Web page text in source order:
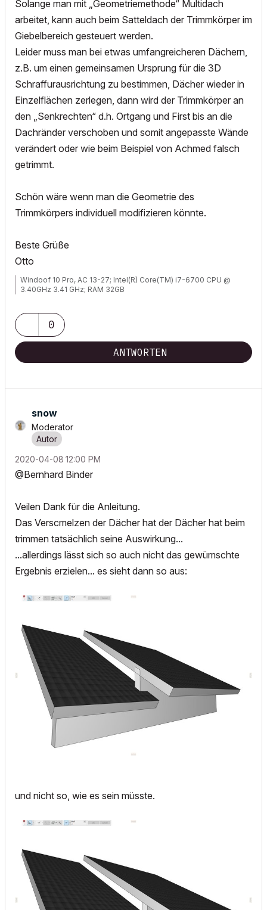
Solange man mit „Geometriemethode“ Multidach
arbeitet, kann auch beim Satteldach der Trimmkörper im
Giebelbereich gesteuert werden.
Leider muss man bei etwas umfangreicheren Dächern,
z.B. um einen gemeinsamen Ursprung für die 3D
Schraffurausrichtung zu bestimmen, Dächer wieder in
Einzelflächen zerlegen, dann wird der Trimmkörper an
den „Senkrechten“ d.h. Ortgang und First bis an die
Dachränder verschoben und somit angepasste Wände
verändert oder wie beim Beispiel von Achmed falsch
getrimmt.
Schön wäre wenn man die Geometrie des
Trimmkörpers individuell modifizieren könnte.
Beste Grüße
Otto
Windoof 10 Pro, AC 13-27; Intel(R) Core(TM) i7-6700 CPU @
3.40GHz 3.41 GHz; RAM 32GB
0
ANTWORTEN
snow
Moderator
‎2020-04-08 12:00 PM
@Bernhard Binder
Veilen Dank für die Anleitung.
Das Verscmelzen der Dächer hat der Dächer hat beim
trimmen tatsächlich seine Auswirkung...
...allerdings lässt sich so auch nicht das gewümschte
Ergebnis erzielen... es sieht dann so aus:
und nicht so, wie es sein müsste.